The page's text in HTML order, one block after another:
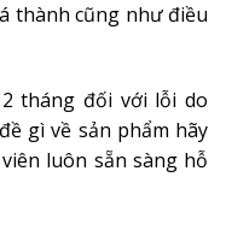
thành cũng như điều
tháng đối với lỗi do
gì về sản phẩm hãy
luôn sẵn sàng hỗ